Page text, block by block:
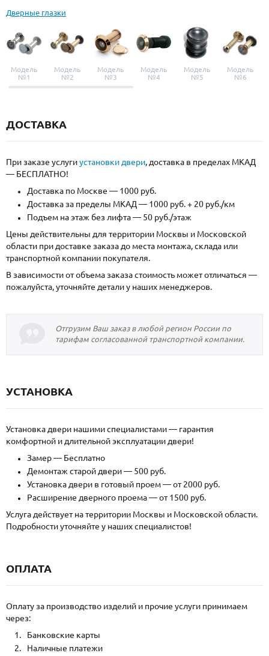
Дверные глазки
Модель
№1
Модель
№2
Модель
№3
Модель
№4
Модель
№5
Модель
№6
ДОСТАВКА
При заказе услугиустановки двери, доставка в пределах МКАД
— БЕСПЛАТНО!
Доставка по Москве — 1000 руб.
Доставка за пределы МКАД — 1000 руб. + 20 руб./км
Подъем на этаж без лифта — 50 руб./этаж
Цены действительны для территории Москвы и Московской
области при доставке заказа до места монтажа, склада или
транспортной компании покупателя.
В зависимости от объема заказа стоимость может отличаться —
пожалуйста, уточняйте детали у наших менеджеров.
Отгрузим Ваш заказ в любой регион России по
тарифам согласованной транспортной компании.
УСТАНОВКА
Установка двери нашими специалистами — гарантия
комфортной и длительной эксплуатации двери!
Замер — Бесплатно
Демонтаж старой двери — 500 руб.
Установка двери в готовый проем — от 2000 руб.
Расширение дверного проема — от 1500 руб.
Услуга действует на территории Москвы и Московской области.
Подробности уточняйте у наших специалистов!
ОПЛАТА
Оплату за производство изделий и прочие услуги принимаем
через:
Банковские карты
Наличные платежи